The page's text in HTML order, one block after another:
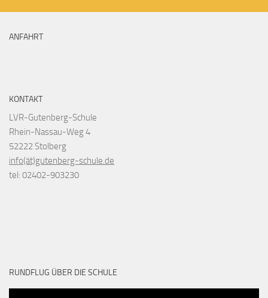
ANFAHRT
KONTAKT
LVR-Gutenberg-Schule
Rhein-Nassau-Weg 4
52222 Stolberg
info(ät)gutenberg-schule.de
tel: 02402-903230
RUNDFLUG ÜBER DIE SCHULE